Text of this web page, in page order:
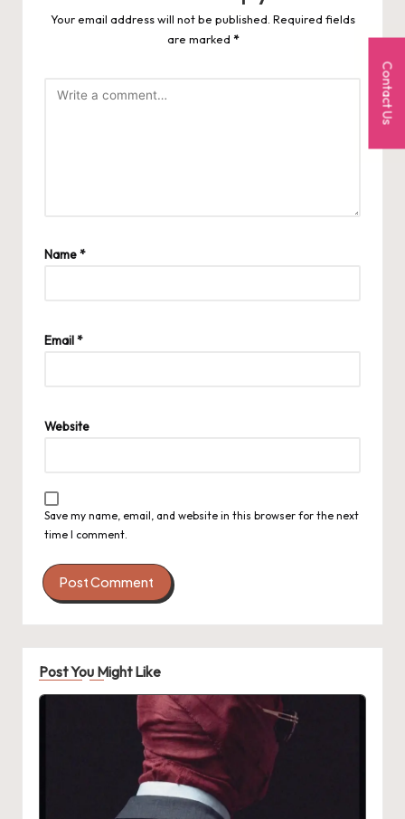
Your email address will not be published. Required fields
are marked *
Name*
Email*
Website
Save my name, email, and website in this browser for the next
time I comment.
Post You Might Like
Contact Us